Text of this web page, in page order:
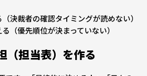
決裁者の確認タイミングが読めない）
（優先順位が決まっていない）
（担当表）を作る